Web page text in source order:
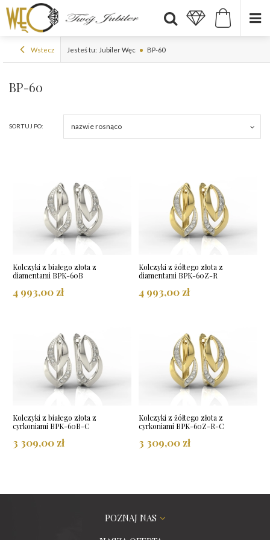
Wstecz Jesteś tu: Jubiler Węc BP-60
BP-60
SORTUJ PO: nazwie rosnąco
Kolczyki z białego złota z
diamentami BPK-60B
4 993,00 zł
Kolczyki z żółtego złota z
diamentami BPK-60Z-R
4 993,00 zł
Kolczyki z białego złota z
cyrkoniami BPK-60B-C
3 309,00 zł
Kolczyki z żółtego złota z
cyrkoniami BPK-60Z-R-C
3 309,00 zł
POZNAJ NAS